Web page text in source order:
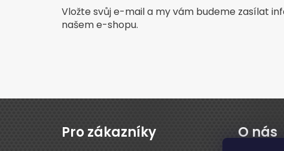
Vložte svůj e-mail a my vám budeme zasílat
našem e-shopu.
Z
Pro zákazníky O nás